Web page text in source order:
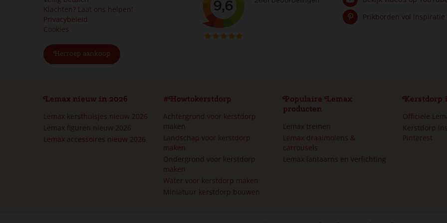
Klachten? Laat ons helpen!
Privacybeleid
Cookies
Herroep aankoop
Prikborden vol inspiratie
Lemax nieuw in 2026
Lemax kersthuisjes nieuw 2026
Lemax figuren nieuw 2026
Lemax accessoires nieuw 2026
#Howtokerstdorp
Achtergrond voor kerstdorp
maken
Landschap voor kerstdorp
maken
Ondergrond voor kerstdorp
maken
Water voor kerstdorp maken
Miniatuur kerstdorp bouwen
Populaire Lemax
producten
Lemax treinen
Lemax draaimolens &
carrousels
Lemax lantaarns en verlichting
Kerstdorp
Officiele
Kerstdorp
Pinterest